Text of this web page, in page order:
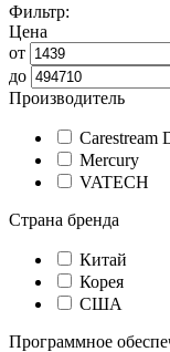
Фильтр:
Цена
от
до
Производитель
Carestream
Mercury
VATECH
Страна бренда
Китай
Корея
США
Программное